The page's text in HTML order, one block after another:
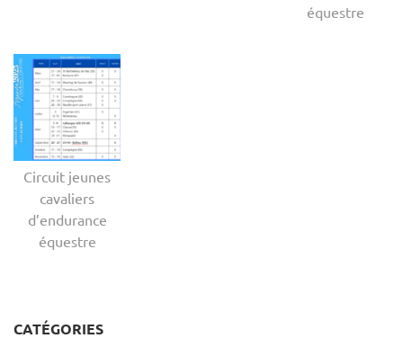
équestre
Circuit jeunes
cavaliers
d’endurance
équestre
CATÉGORIES